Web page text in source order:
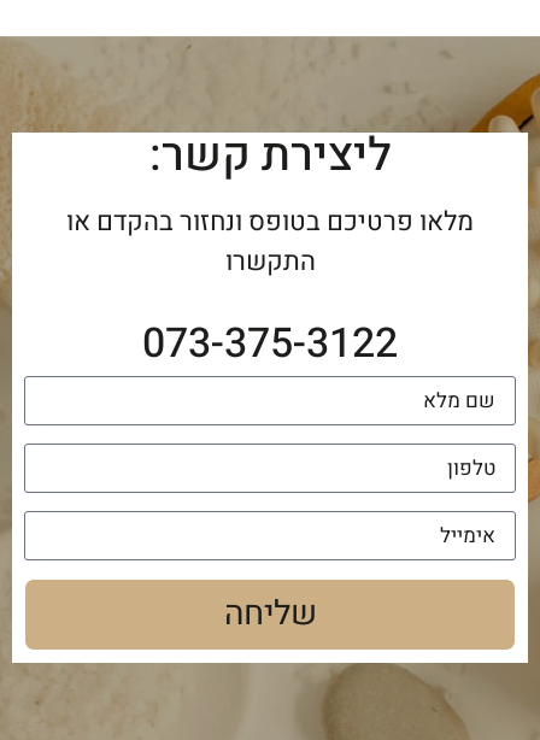
ליצירת קשר:
מלאו פרטיכם בטופס ונחזור בהקדם או
התקשרו
073-375-3122
שליחה